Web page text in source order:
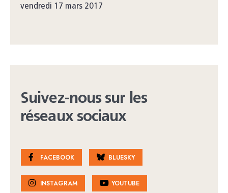
vendredi 17 mars 2017
Suivez-nous sur les
réseaux sociaux
FACEBOOK BLUESKY
INSTAGRAM YOUTUBE